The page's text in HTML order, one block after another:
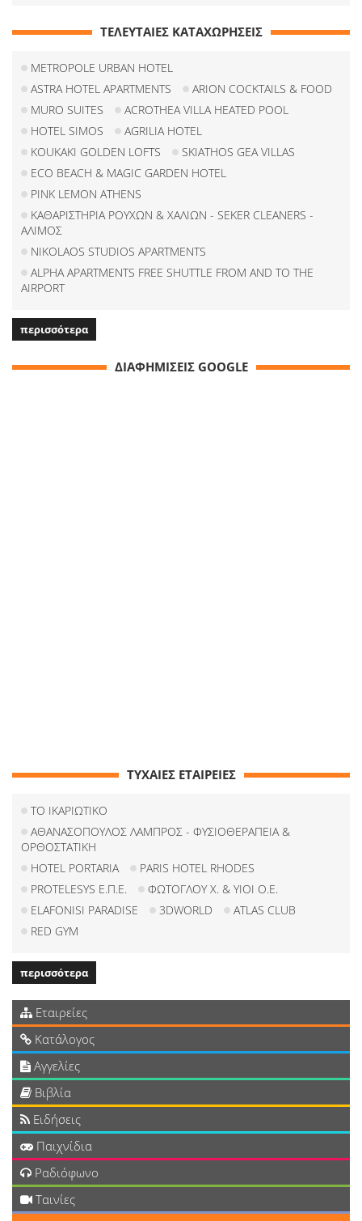
ΤΕΛΕΥΤΑΙΕΣ ΚΑΤΑΧΩΡΗΣΕΙΣ
METROPOLE URBAN HOTEL
ASTRA HOTEL APARTMENTS
ARION COCKTAILS & FOOD
MURO SUITES
ACROTHEA VILLA HEATED POOL
HOTEL SIMOS
AGRILIA HOTEL
KOUKAKI GOLDEN LOFTS
SKIATHOS GEA VILLAS
ECO BEACH & MAGIC GARDEN HOTEL
PINK LEMON ATHENS
ΚΑΘΑΡΙΣΤΗΡΙΑ ΡΟΥΧΩΝ & ΧΑΛΙΩΝ - SEKER CLEANERS -
ΑΛΙΜΟΣ
NIKOLAOS STUDIOS APARTMENTS
ALPHA APARTMENTS FREE SHUTTLE FROM AND TO THE
AIRPORT
περισσότερα
ΔΙΑΦΗΜΙΣΕΙΣ GOOGLE
ΤΥΧΑΙΕΣ ΕΤΑΙΡΕΙΕΣ
TO ΙΚΑΡΙΩΤΙΚΟ
ΑΘΑΝΑΣΟΠΟΥΛΟΣ ΛΑΜΠΡΟΣ - ΦΥΣΙΟΘΕΡΑΠΕΙΑ &
ΟΡΘΟΣΤΑΤΙΚΗ
HOTEL PORTARIA
PARIS HOTEL RHODES
PROTELESYS Ε.Π.Ε.
ΦΩΤΟΓΛΟΥ Χ. & ΥΙΟΙ Ο.Ε.
ELAFONISI PARADISE
3DWORLD
ATLAS CLUB
RED GYM
περισσότερα
Εταιρείες
Κατάλογος
Αγγελίες
Βιβλία
Ειδήσεις
Παιχνίδια
Ραδιόφωνο
Ταινίες